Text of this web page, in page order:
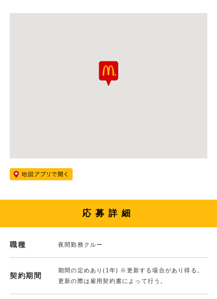
応募詳細
職種 夜間勤務クルー
契約期間
期間の定めあり(1年) ※更新する場合があり得る。
更新の際は雇用契約書によって行う。